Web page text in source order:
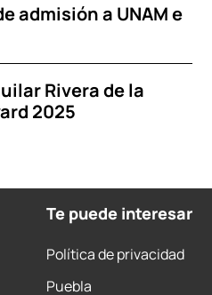
admisión a UNAM e
Rivera de la
2025
Te puede interesar
Política de privacidad
Puebla